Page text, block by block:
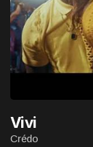
Vivi
Crédo